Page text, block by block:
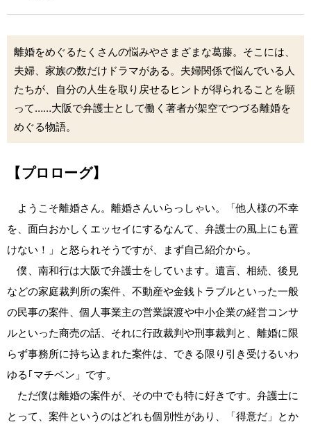
特集
編集部
離婚をめぐるたくさんの悩みやさまざまな葛藤。そこには、
夫婦、家族の数だけドラマがある。夫婦関係で悩んでいる人
たちが、自分の人生を取り戻せるヒントが得られることを願
って……大阪で弁護士として働く著者が架空でつづる離婚を
めぐる物語。
【プロローグ】
ようこそ離婚さん。離婚さんいらっしゃい。「他人様の不幸
を、面白おかしくエッセイにするなんて、弁護士の風上にも置
けない！」と怒られそうですが、まず自己紹介から。
僕、南和行は大阪で弁護士をしています。遺言、相続、後見
などの家庭裁判所の案件、不動産や金銭トラブルといった一般
の民事の案件、個人事業主の営業譲渡や中小企業の経営コンサ
ルといった商売の話、それに行政裁判や刑事裁判と、離婚に限
らず事務所に持ち込まれた案件は、できる限り引き受けるいわ
ゆる｢マチベン」です。
ただ僕は離婚の案件が、その中でも特に好きです。弁護士に
とって、案件というのはどれも個別性があり、「得意だ」とか